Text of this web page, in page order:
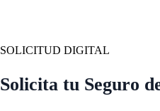
SOLICITUD DIGITAL
Solicita tu Seguro